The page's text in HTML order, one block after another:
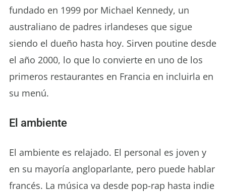
fundado en 1999 por Michael Kennedy, un
australiano de padres irlandeses que sigue
siendo el dueño hasta hoy. Sirven poutine desde
el año 2000, lo que lo convierte en uno de los
primeros restaurantes en Francia en incluirla en
su menú.
El ambiente
El ambiente es relajado. El personal es joven y
en su mayoría angloparlante, pero puede hablar
francés. La música va desde pop-rap hasta indie